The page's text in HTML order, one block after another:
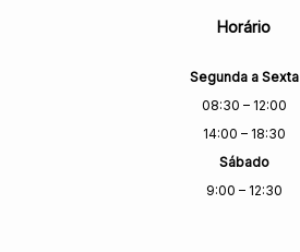
Horário
Segunda a Sexta
08:30 – 12:00
14:00 – 18:30
Sábado
9:00 – 12:30